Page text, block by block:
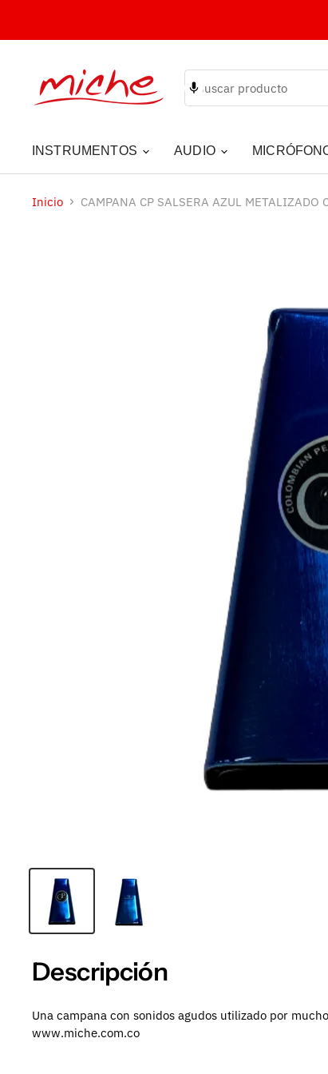
INSTRUMENTOS AUDIO
Inicio CAMPANA CP SALSERA AZUL METALIZADO
Descripción
Una campana con sonidos agudos utilizado por
www.miche.com.co